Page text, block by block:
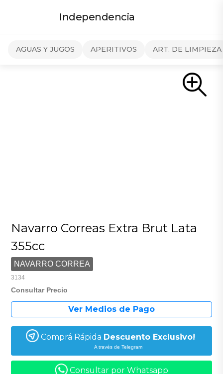
Independencia
AGUAS Y JUGOS APERITIVOS ART. DE LIMPIEZA
Navarro Correas Extra Brut Lata
355cc
NAVARRO CORREA
3134
Consultar Precio
Comprá Rápida Descuento Exclusivo!
A través de Telegram
Consultar por Whatsapp